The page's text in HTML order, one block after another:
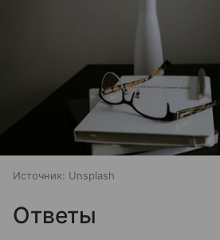
Источник: Unsplash
Ответы